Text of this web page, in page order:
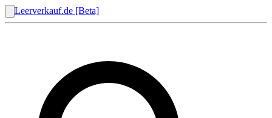
Leerverkauf.de [Beta]